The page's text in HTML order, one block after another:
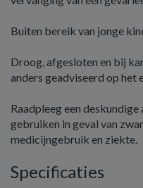
Buiten bereik van jonge
Droog, afgesloten en bij
anders geadviseerd op het
Raadpleeg een
gebruiken in geval van
medicijngebruik en ziekte.
Specificaties